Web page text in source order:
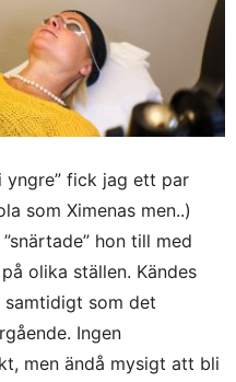
yngre” fick jag ett par
som Ximenas men..)
hon till med
olika ställen. Kändes
som det
Ingen
men ändå mysigt att bli